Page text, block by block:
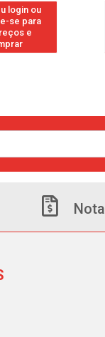
login ou
se para
e